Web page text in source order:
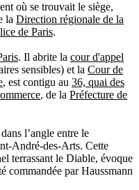
où se trouvait le siège,
la Direction régionale de la
de Paris.
. Il abrite la cour d'appel
sensibles) et la Cour de
, est contigu au 36, quai des
, de la Préfecture de
l’angle entre le
André-des-Arts. Cette
terrassant le Diable, évoque
commandée par Haussmann